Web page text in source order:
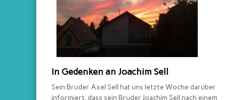
n
S
c
a
u
a
In Gedenken an Joachim Sell
Sein Bruder Axel Sell hat uns letzte Woche darüber
informiert, dass sein Bruder Joachim Sell nach einem